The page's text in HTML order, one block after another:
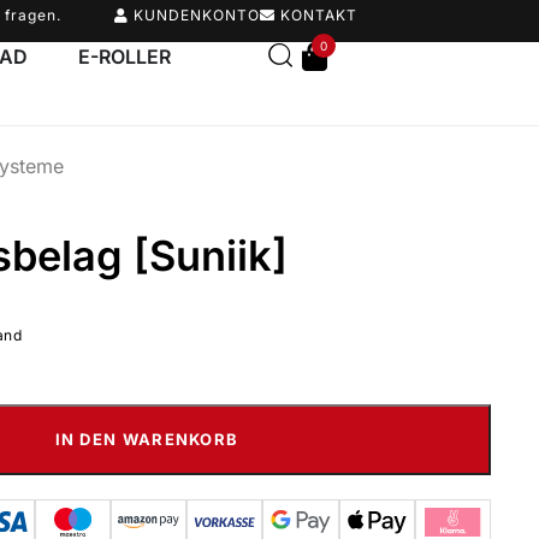
fragen. KUNDENKONTO KONTAKT
E-ROLLER
0
[Suniik]
IN DEN WARENKORB